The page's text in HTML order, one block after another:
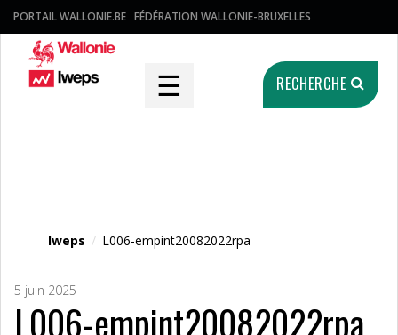
PORTAIL WALLONIE.BE FÉDÉRATION WALLONIE-BRUXELLES
☰ RECHERCHE
Iweps / L006-empint20082022rpa
5 juin 2025
L006-empint20082022rpa